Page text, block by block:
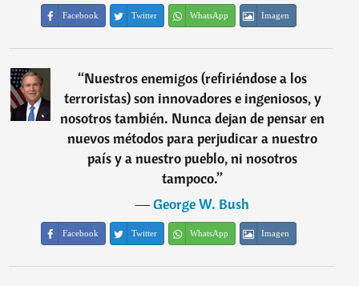
Facebook Twitter WhatsApp Imagen
“Nuestros enemigos (refiriéndose a los
terroristas) son innovadores e ingeniosos, y
nosotros también. Nunca dejan de pensar en
nuevos métodos para perjudicar a nuestro
país y a nuestro pueblo, ni nosotros
tampoco.”
―George W. Bush
Facebook Twitter WhatsApp Imagen